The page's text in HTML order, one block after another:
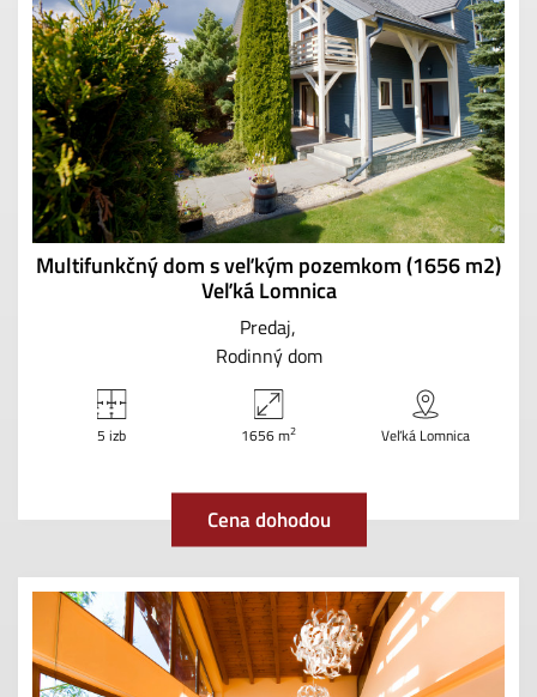
Multifunkčný dom s veľkým pozemkom (1656 m2)
Veľká Lomnica
Predaj
Rodinný dom
5 izb 1656 m2 Veľká Lomnica
Cena dohodou